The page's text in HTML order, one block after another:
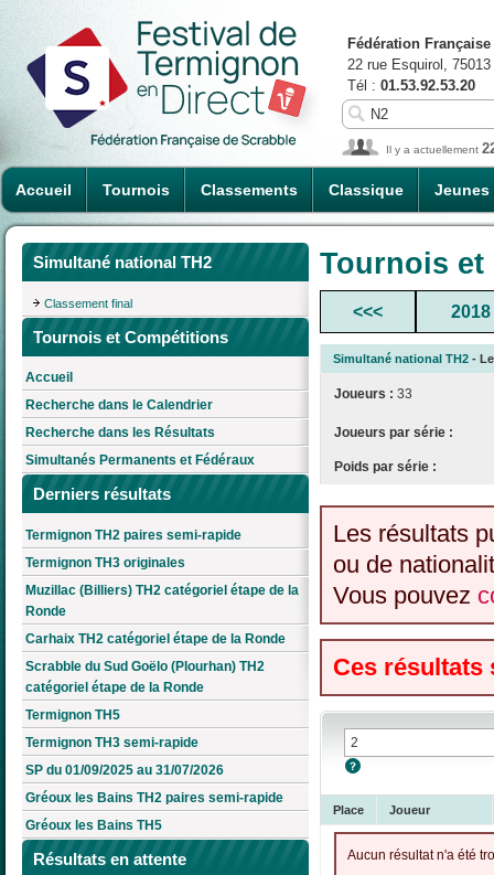
Accueil Tournois Classements Classique Jeunes
Fédération
22 rue Esquirol,
Tél : 01.53.92.53.20
Il y a actuellement
Simultané national TH2
Classement final
Tournois et Compétitions
Accueil
Recherche dans le Calendrier
Recherche dans les Résultats
Simultanés Permanents et Fédéraux
Derniers résultats
Termignon TH2 paires semi-rapide
Termignon TH3 originales
Muzillac (Billiers) TH2 catégoriel étape de la
Ronde
Carhaix TH2 catégoriel étape de la Ronde
Scrabble du Sud Goëlo (Plourhan) TH2
catégoriel étape de la Ronde
Termignon TH5
Termignon TH3 semi-rapide
SP du 01/09/2025 au 31/07/2026
Gréoux les Bains TH2 paires semi-rapide
Gréoux les Bains TH5
Résultats en attente
Tournois
<<< 2018
Simultané national TH2 -
Joueurs : 33
Joueurs par série :
Poids par série :
Les résultats
ou de
Vous pouvez
Ces résultats
Place Joueur
Aucun résultat n'a été